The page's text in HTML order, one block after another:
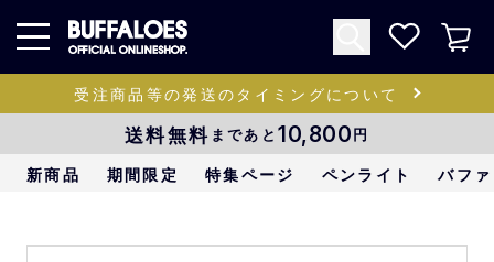
受注商品等の発送のタイミングについて
送料無料 まであと 10,800円
新商品 期間限定 特集ページ ペンライト バフ